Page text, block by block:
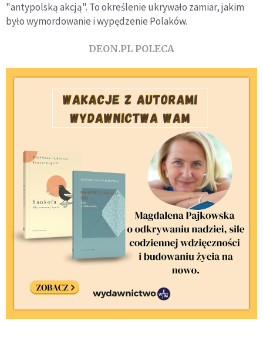
"antypolską akcją". To określenie ukrywało zamiar, jakim
było wymordowanie i wypędzenie Polaków.
DEON.PL POLECA